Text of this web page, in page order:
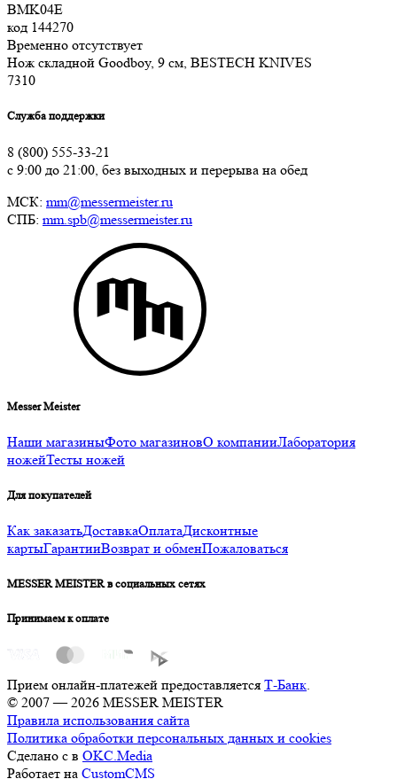
BMK04E
код 144270
Временно отсутствует
Нож складной Goodboy, 9 см, BESTECH KNIVES
7310
Служба поддержки
8 (800) 555-33-21
с 9:00 до 21:00, без выходных и перерыва на обед
МСК: mm@messermeister.ru
СПБ: mm.spb@messermeister.ru
Messer Meister
Наши магазиныФото магазиновО компанииЛаборатория
ножейТесты ножей
Для покупателей
Как заказатьДоставкаОплатаДисконтные
картыГарантииВозврат и обменПожаловаться
MESSER MEISTER в социальных сетях
Принимаем к оплате
Прием онлайн-платежей предоставляется Т-Банк
© 2007 — 2026 MESSER MEISTER
Правила использования сайта
Политика обработки персональных данных и cookies
Сделано с в OKC.Media
Работает на CustomCMS